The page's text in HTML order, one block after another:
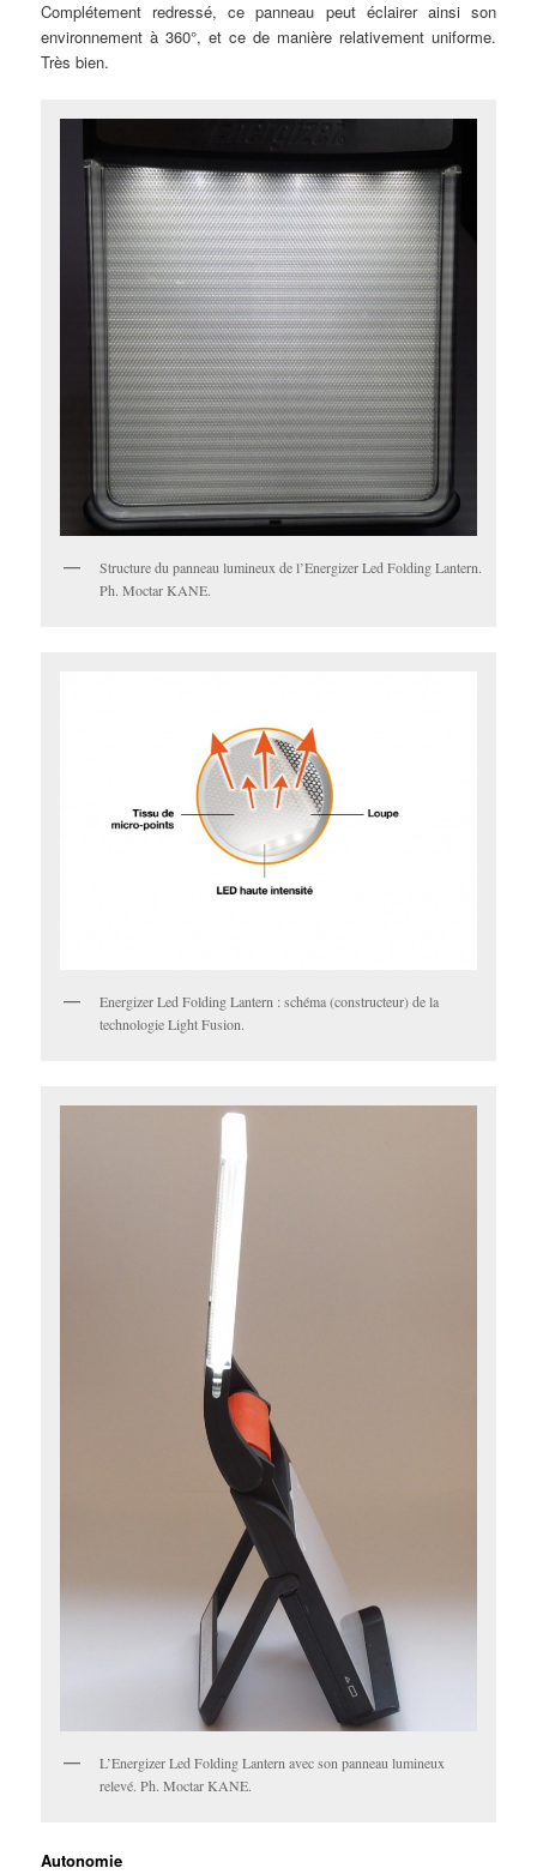
Complétement redressé, ce panneau peut éclairer ainsi son
environnement à 360°, et ce de manière relativement uniforme.
Très bien.
Structure du panneau lumineux de l’Energizer Led Folding Lantern.
Ph. Moctar KANE.
Energizer Led Folding Lantern : schéma (constructeur) de la
technologie Light Fusion.
L’Energizer Led Folding Lantern avec son panneau lumineux
relevé. Ph. Moctar KANE.
Autonomie